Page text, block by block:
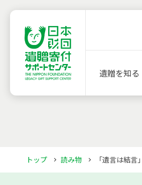
遺贈を知る
トップ 読み物 「遺言は結言」